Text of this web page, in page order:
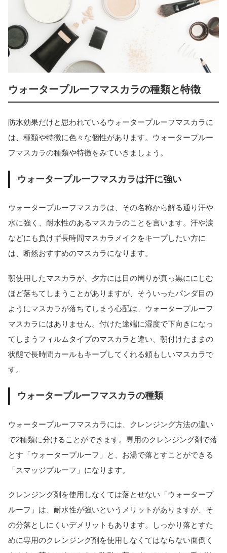
ウォータープルーフマスカラの種類と特徴
防水効果だけと思われているウォータープルーフマスカラに
は、種類や特徴に色々な個性があります。ウォータープルー
フマスカラの種類や特徴をみていきましょう。
ウォータープルーフマスカラは汗に強い
ウォータープルーフマスカラは、その名称から解る通り汗や
水に強く、耐水性のあるマスカラのことを言います。汗や涙
などにも負けず長時間マスカラメイクをキープしたい方に
は、断然おすすめのマスカラになります。
朝使用したマスカラが、夕方には目の周りが真っ黒ににじむ
ほど落ちてしまうことがありますが、そういったパンダ目の
ようにマスカラが落ちてしまう心配は、ウォータープルーフ
マスカラにはありません。付けた途端に湿度で下向きになっ
てしまうフィルムタイプのマスカラと違い、朝付けたままの
状態で長時間カールもキープしてくれる頼もしいマスカラで
す。
ウォータープルーフマスカラの種類
ウォータープルーフマスカラには、クレンジング方法の違い
で2種類に分けることができます。専用のクレンジング剤で落
とす「ウォータープルーフ」と、お湯で落とすことができる
「スマッジプルーフ」になります。
クレンジング剤を使用しなくては落とせない「ウォータープ
ルーフ」は、耐水性が強いというメリットがありますが、そ
の分落としにくいデメリットもあります。しっかり落とすた
めに専用のクレンジング剤を使用しなくてはならない面倒く